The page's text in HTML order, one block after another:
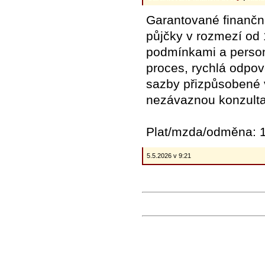
Garantované
půjčky v rozmezí od
podmínkami a
proces, rychlá
sazby přizpůsobené
nezávaznou
Plat/mzda/odměna:
5.5.2026 v 9:21